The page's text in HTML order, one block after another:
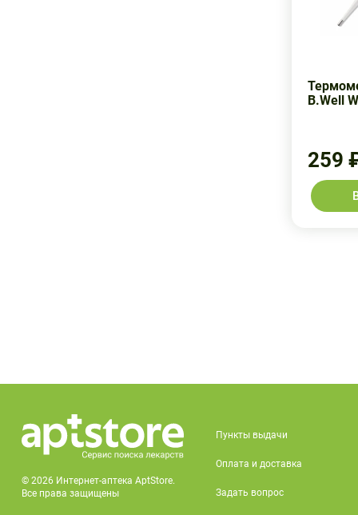
B.Well
259
© 2026 Интернет-аптека AptStore.
Все права защищены
Пункты выдачи
Оплата и доставка
Задать вопрос